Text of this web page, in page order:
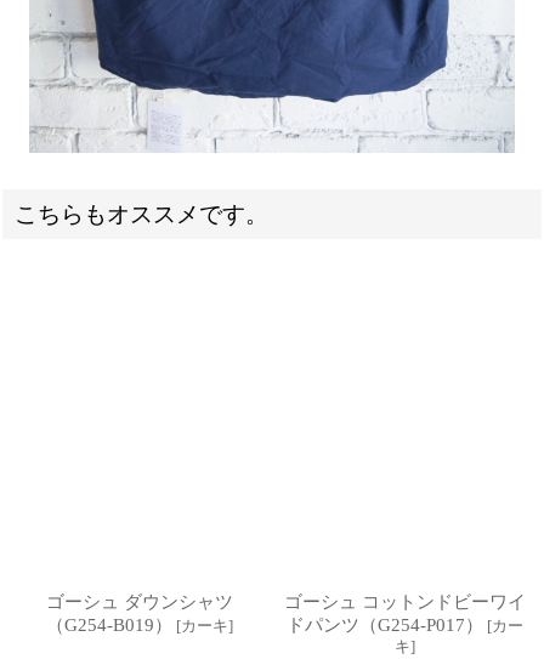
こちらもオススメです。
ゴーシュ ダウンシャツ
（G254-B019）
[カーキ]
ゴーシュ コットンドビーワイ
ドパンツ（G254-P017）
[カー
キ]